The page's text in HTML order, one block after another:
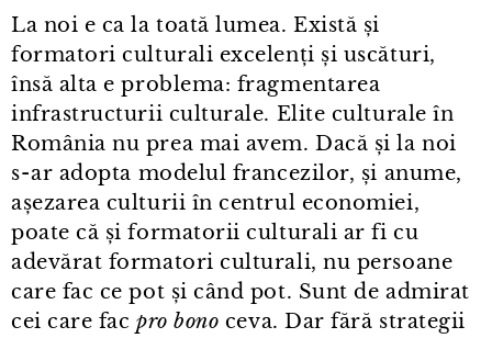
La noi e ca la toată lumea. Există și
formatori culturali excelenți și uscături,
însă alta e problema: fragmentarea
infrastructurii culturale. Elite culturale în
România nu prea mai avem. Dacă și la noi
s⁠-⁠ar adopta modelul francezilor, și anume,
așezarea culturii în centrul economiei,
poate că și formatorii culturali ar fi cu
adevărat formatori culturali, nu persoane
care fac ce pot și când pot. Sunt de admirat
cei care facpro bono ceva. Dar fără strategii